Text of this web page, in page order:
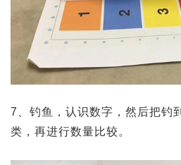
7、钓鱼，认识数字，然后把钓
类，再进行数量比较。